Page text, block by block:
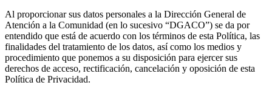
Al proporcionar sus datos personales a la Dirección General de
Atención a la Comunidad (en lo sucesivo “DGACO”) se da por
entendido que está de acuerdo con los términos de esta Política, las
finalidades del tratamiento de los datos, así como los medios y
procedimiento que ponemos a su disposición para ejercer sus
derechos de acceso, rectificación, cancelación y oposición de esta
Política de Privacidad.